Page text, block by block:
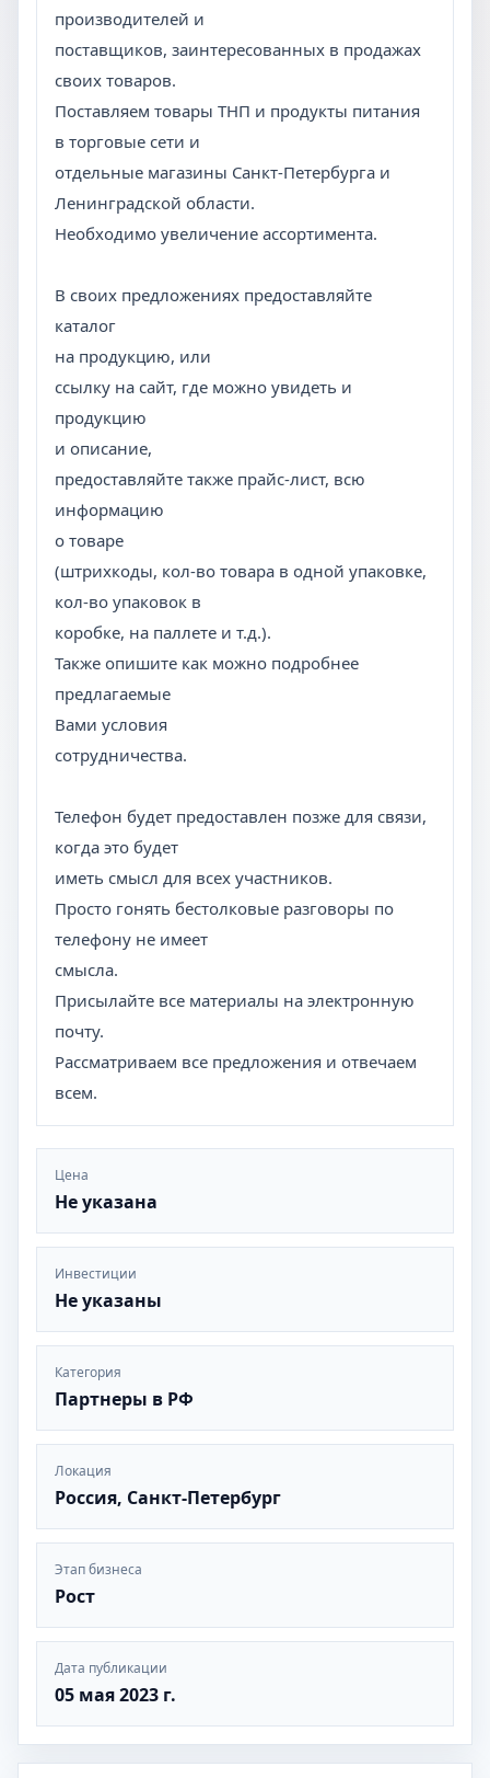
производителей и
поставщиков, заинтересованных в продажах
своих товаров.
Поставляем товары ТНП и продукты питания
в торговые сети и
отдельные магазины Санкт-Петербурга и
Ленинградской области.
Необходимо увеличение ассортимента.
В своих предложениях предоставляйте
каталог
на продукцию, или
ссылку на сайт, где можно увидеть и
продукцию
и описание,
предоставляйте также прайс-лист, всю
информацию
о товаре
(штрихкоды, кол-во товара в одной упаковке,
кол-во упаковок в
коробке, на паллете и т.д.).
Также опишите как можно подробнее
предлагаемые
Вами условия
сотрудничества.
Телефон будет предоставлен позже для связи,
когда это будет
иметь смысл для всех участников.
Просто гонять бестолковые разговоры по
телефону не имеет
смысла.
Присылайте все материалы на электронную
почту.
Рассматриваем все предложения и отвечаем
всем.
Цена
Не указана
Инвестиции
Не указаны
Категория
Партнеры в РФ
Локация
Россия, Санкт-Петербург
Этап бизнеса
Рост
Дата публикации
05 мая 2023 г.